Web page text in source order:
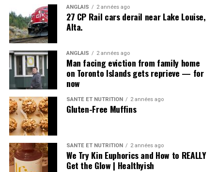
ANGLAIS 2 années ago
27 CP Rail cars derail near Lake Louise,
Alta.
ANGLAIS 2 années ago
Man facing eviction from family home
on Toronto Islands gets reprieve — for
now
SANTÉ ET NUTRITION 2 années ago
Gluten-Free Muffins
SANTÉ ET NUTRITION 2 années ago
We Try Kin Euphorics and How to REALLY
Get the Glow | Healthyish